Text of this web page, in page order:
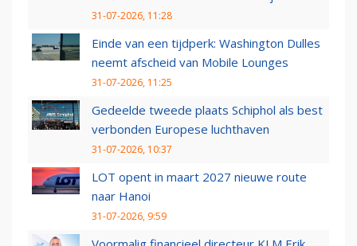
31-07-2026, 11:28
Einde van een tijdperk: Washington Dulles
neemt afscheid van Mobile Lounges
31-07-2026, 11:25
Gedeelde tweede plaats Schiphol als best
verbonden Europese luchthaven
31-07-2026, 10:37
LOT opent in maart 2027 nieuwe route
naar Hanoi
31-07-2026, 9:59